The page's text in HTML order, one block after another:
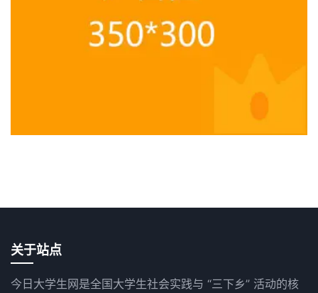
关于站点
今日大学生网是全国大学生社会实践与 “三下乡” 活动的核